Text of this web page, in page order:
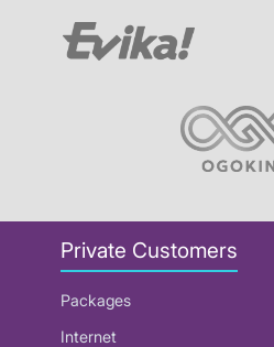
Private Customers
Packages
Internet